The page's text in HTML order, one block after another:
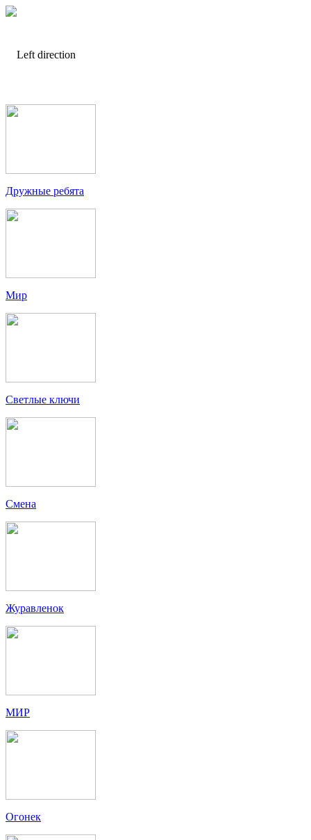
Дружные ребята
Мир
Светлые ключи
Смена
Журавленок
МИР
Огонек